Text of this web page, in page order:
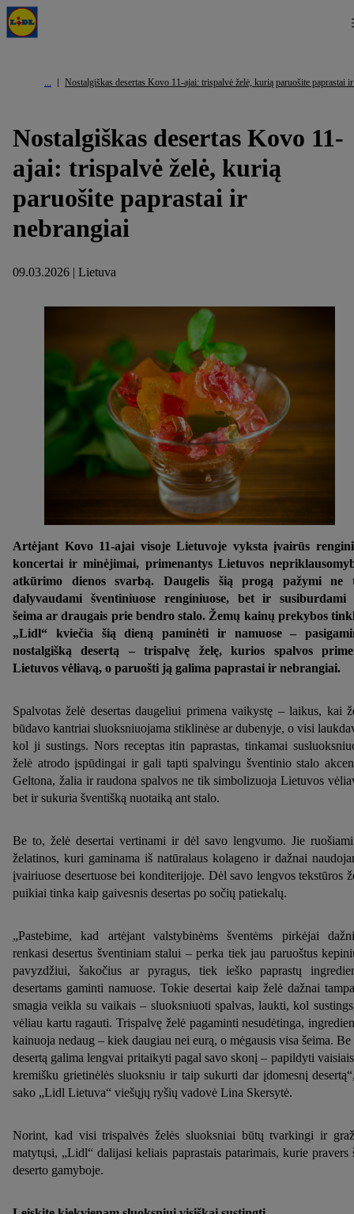
Nostalgiškas desertas Kovo 11-ajai: trispalvė želė, kurią paruošite paprastai
Nostalgiškas desertas Kovo 11-
ajai: trispalvė želė, kurią
paruošite paprastai ir
nebrangiai
09.03.2026 | Lietuva
Artėjant Kovo 11-ajai visoje Lietuvoje vyksta įvairūs
koncertai ir minėjimai, primenantys Lietuvos
atkūrimo dienos svarbą. Daugelis šią progą pažymi ne
dalyvaudami šventiniuose renginiuose, bet ir susiburdami
šeima ar draugais prie bendro stalo. Žemų kainų prekybos
„Lidl“ kviečia šią dieną paminėti ir namuose –
nostalgišką desertą – trispalvę želę, kurios spalvos
Lietuvos vėliavą, o paruošti ją galima paprastai ir nebrangiai.
Spalvotas želė desertas daugeliui primena vaikystę – laikus, kai
būdavo kantriai sluoksniuojama stiklinėse ar dubenyje, o visi
kol ji sustings. Nors receptas itin paprastas, tinkamai
želė atrodo įspūdingai ir gali tapti spalvingu šventinio stalo
Geltona, žalia ir raudona spalvos ne tik simbolizuoja Lietuvos
bet ir sukuria šventišką nuotaiką ant stalo.
Be to, želė desertai vertinami ir dėl savo lengvumo. Jie
želatinos, kuri gaminama iš natūralaus kolageno ir dažnai
įvairiuose desertuose bei konditerijoje. Dėl savo lengvos tekstūros
puikiai tinka kaip gaivesnis desertas po sočių patiekalų.
„Pastebime, kad artėjant valstybinėms šventėms pirkėjai
renkasi desertus šventiniam stalui – perka tiek jau paruoštus
pavyzdžiui, šakočius ar pyragus, tiek ieško paprastų
desertams gaminti namuose. Tokie desertai kaip želė dažnai
smagia veikla su vaikais – sluoksniuoti spalvas, laukti, kol
vėliau kartu ragauti. Trispalvę želė pagaminti nesudėtinga,
kainuoja nedaug – kiek daugiau nei eurą, o mėgausis visa šeima. Be
desertą galima lengvai pritaikyti pagal savo skonį – papildyti
kremišku grietinėlės sluoksniu ir taip sukurti dar įdomesnį
sako „Lidl Lietuva“ viešųjų ryšių vadovė Lina Skersytė.
Norint, kad visi trispalvės želės sluoksniai būtų tvarkingi ir
matytųsi, „Lidl“ dalijasi keliais paprastais patarimais, kurie pravers
deserto gamyboje.